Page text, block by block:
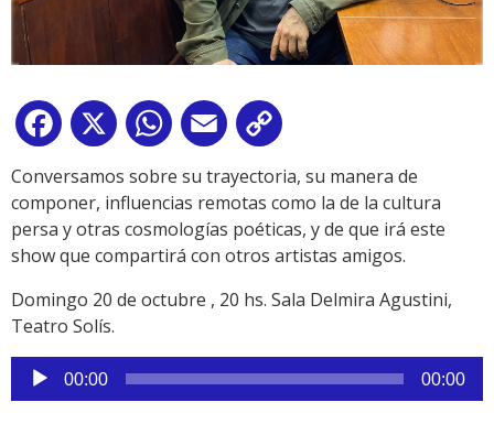
Facebook
X WhatsApp
Email
Link
Conversamos sobre su trayectoria, su manera de
componer, influencias remotas como la de la cultura
persa y otras cosmologías poéticas, y de que irá este
show que compartirá con otros artistas amigos.
Domingo 20 de octubre , 20 hs. Sala Delmira Agustini,
Teatro Solís.
Reproductor
de
00:00 00:00